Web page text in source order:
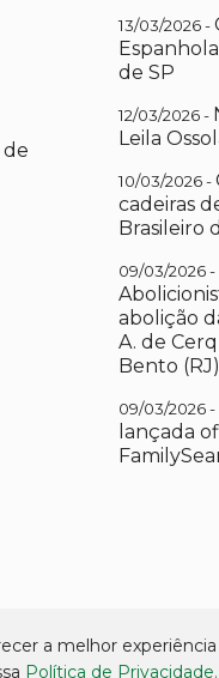
de
13/03/2026 -
de SP
12/03/2026 -
Leila
10/03/2026 -
cadeiras
Brasileiro
09/03/2026 -
abolição
A. de
Bento (RJ)
09/03/2026 -
lançada
a melhor
Política de Privacidade.